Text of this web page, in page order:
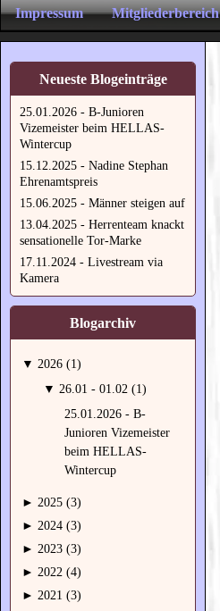
Impressum Mitgliederbereich
Neueste Blogeinträge
25.01.2026 - B-Junioren
Vizemeister beim HELLAS-
Wintercup
15.12.2025 - Nadine Stephan
Ehrenamtspreis
15.06.2025 - Männer steigen auf
13.04.2025 - Herrenteam knackt
sensationelle Tor-Marke
17.11.2024 - Livestream via
Kamera
Blogarchiv
▼ 2026 (1)
▼ 26.01 - 01.02 (1)
25.01.2026 - B-
Junioren Vizemeister
beim HELLAS-
Wintercup
► 2025 (3)
► 2024 (3)
► 2023 (3)
► 2022 (4)
► 2021 (3)